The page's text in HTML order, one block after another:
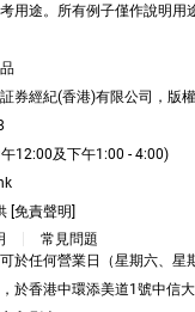
用途。所有例子僅作說明用
券經紀(香港)有限公司，版
12:00及下午1:00 - 4:00)
[免責聲明]
常見問題
於任何營業日（星期六、星
於香港中環添美道1號中信